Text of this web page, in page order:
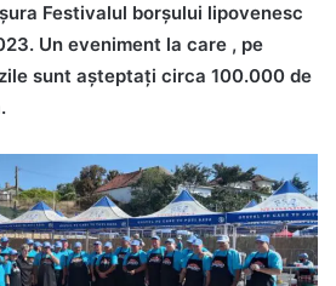
Festivalul borșului lipovenesc
Un eveniment la care , pe
sunt așteptați circa 100.000 de